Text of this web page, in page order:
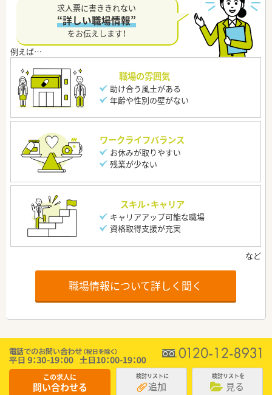
求人票に書ききれない
“詳しい職場情報”
をお伝えします！
職場の雰囲気
助け合う風土がある
年齢や性別の壁がない
ワークライフバランス
お休みが取りやすい
残業が少ない
スキル・キャリア
キャリアアップ可能な職場
資格取得支援が充実
職場情報について詳しく聞く
この求人に
問い合わせる
検討リストに
追加
検討リストを
見る